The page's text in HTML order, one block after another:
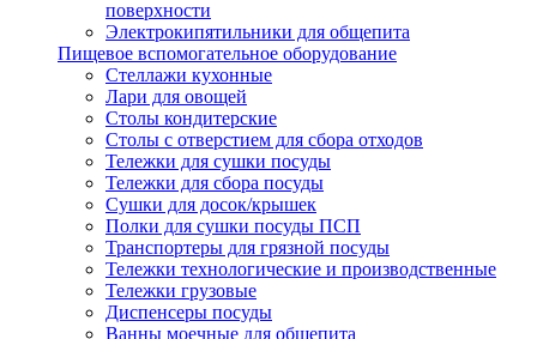
поверхности
Электрокипятильники для общепита
Пищевое вспомогательное оборудование
Стеллажи кухонные
Лари для овощей
Столы кондитерские
Столы с отверстием для сбора отходов
Тележки для сушки посуды
Тележки для сбора посуды
Сушки для досок/крышек
Полки для сушки посуды ПСП
Транспортеры для грязной посуды
Тележки технологические и производственные
Тележки грузовые
Диспенсеры посуды
Ванны моечные для общепита